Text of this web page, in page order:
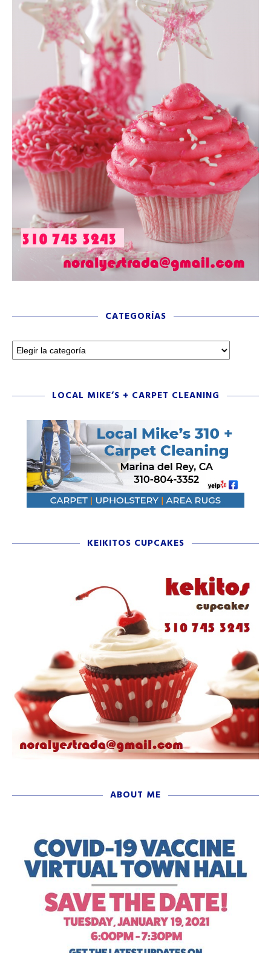
CATEGORÍAS
LOCAL MIKE’S + CARPET CLEANING
KEIKITOS CUPCAKES
ABOUT ME